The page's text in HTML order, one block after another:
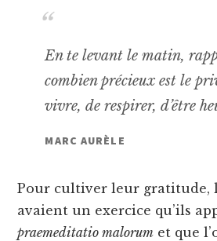
En te levant le matin,
combien précieux est le
vivre, de respirer, d’être
MARC AURÈLE
Pour cultiver leur gratitude,
avaient un exercice qu’ils
praemeditatio malorum et que